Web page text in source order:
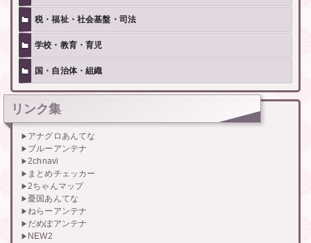
税・福祉・社会基盤・司法
学校・教育・育児
国・自治体・組織
リンク集
アナグロあんてな
ブルーアンテナ
2chnavi
まとめチェッカー
2ちゃんマップ
憂国あんてな
ねらーアンテナ
だめぽアンテナ
NEW2